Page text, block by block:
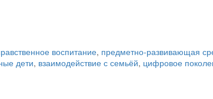
воспитание, предметно-развивающая
дети, взаимодействие с семьёй, цифровое